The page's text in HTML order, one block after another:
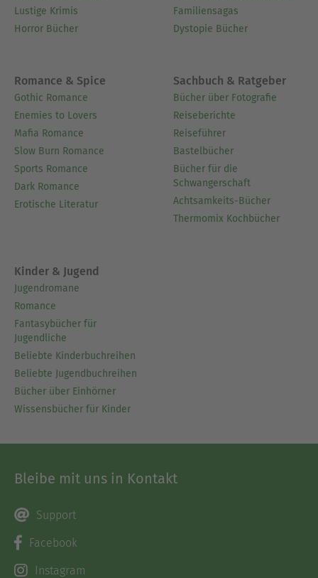
Lustige Krimis
Horror Bücher
Familiensagas
Dystopie Bücher
Romance & Spice
Gothic Romance
Enemies to Lovers
Mafia Romance
Slow Burn Romance
Sports Romance
Dark Romance
Erotische Literatur
Sachbuch & Ratgeber
Bücher über Fotografie
Reiseberichte
Reiseführer
Bastelbücher
Bücher für die
Schwangerschaft
Achtsamkeits-Bücher
Thermomix Kochbücher
Kinder & Jugend
Jugendromane
Romance
Fantasybücher für
Jugendliche
Beliebte Kinderbuchreihen
Beliebte Jugendbuchreihen
Bücher über Einhörner
Wissensbücher für Kinder
Bleibe mit uns in Kontakt
Support
Facebook
Instagram